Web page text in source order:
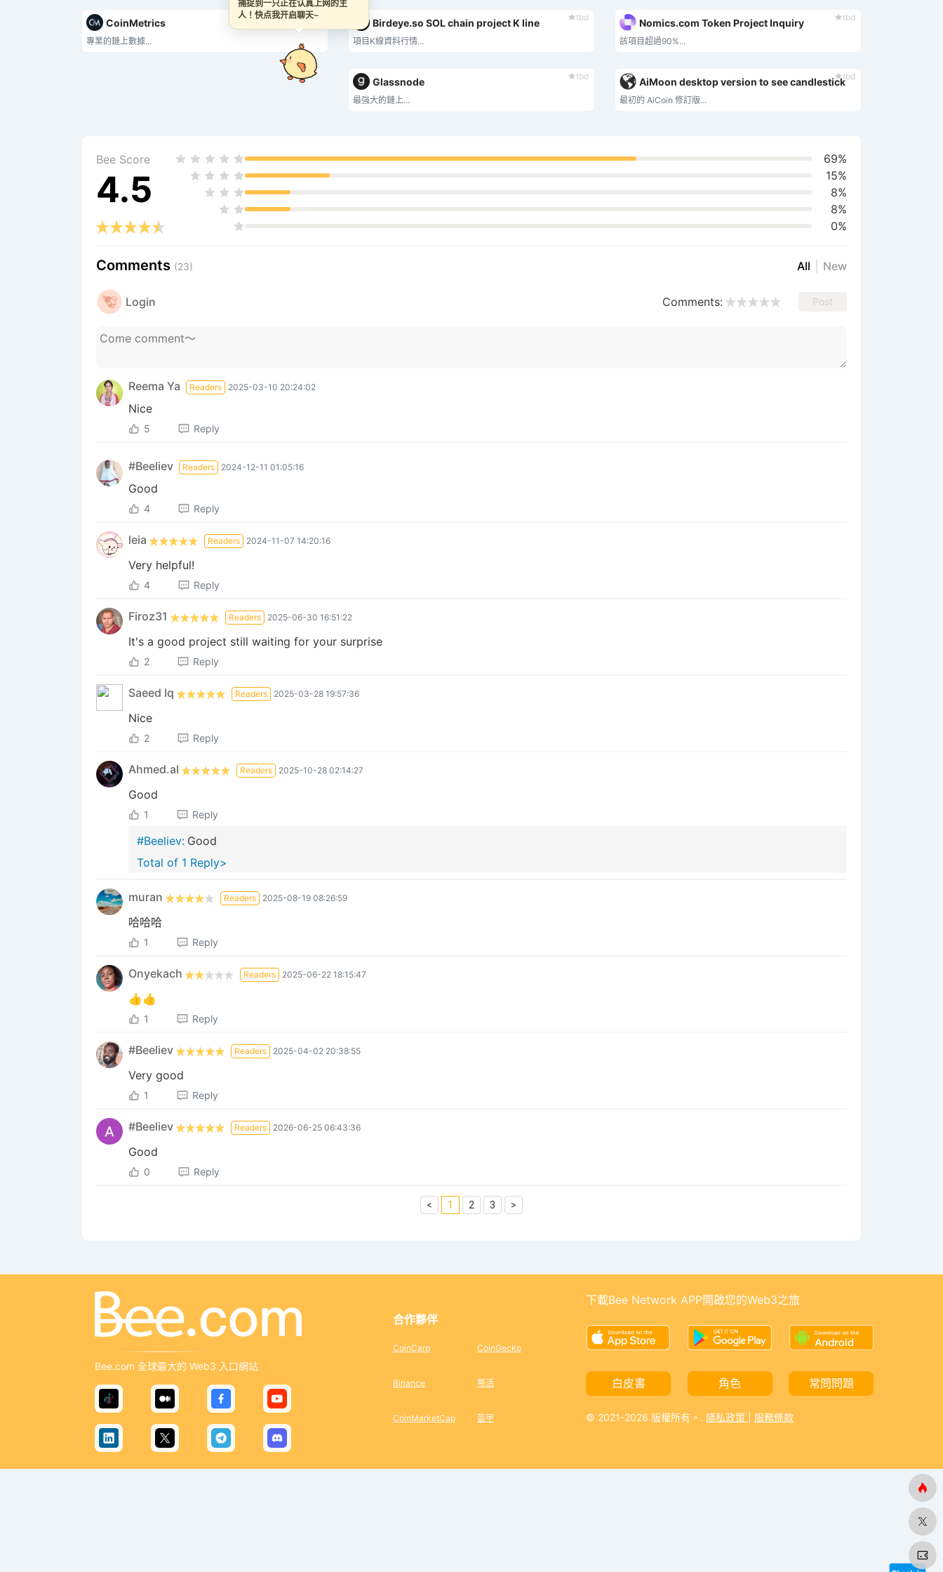
tbd
CoinMetrics
專業的鏈上數據...
tbd
Birdeye.so SOL chain project K line
項目K線資料行情...
tbd
Nomics.com Token Project Inquiry
該項目超過90%...
tbd
Glassnode
最強大的鏈上...
tbd
AiMoon desktop version to see candlestick
最初的 AiCoin 修訂版...
Bee Score
4.5
69%
15%
8%
8%
0%
Comments (23) All New
Login Comments: Post
Reema Ya Readers 2025-03-10 20:24:02
Nice
5 Reply
#Beeliev Readers 2024-12-11 01:05:16
Good
4 Reply
leia Readers 2024-11-07 14:20:16
Very helpful!
4 Reply
Firoz31 Readers 2025-06-30 16:51:22
It's a good project still waiting for your surprise
2 Reply
Saeed Iq Readers 2025-03-28 19:57:36
Nice
2 Reply
Ahmed.al Readers 2025-10-28 02:14:27
Good
1 Reply
#Beeliev: Good
Total of 1 Reply>
muran Readers 2025-08-19 08:26:59
哈哈哈
1 Reply
Onyekach Readers 2025-06-22 18:15:47
👍👍
1 Reply
#Beeliev Readers 2025-04-02 20:38:55
Very good
1 Reply
#Beeliev Readers 2026-06-25 06:43:36
Good
0 Reply
< 1 2 3 >
Bee.com 全球最大的 Web3 入口網站
合作夥伴
CoinCarp
Binance
CoinMarketCap
CoinGecko
幣活
盔甲
下載Bee Network APP開啟您的Web3之旅
白皮書 角色 常問問題
© 2021-2026.版權所有。. 隱私政策 服務條款
捕捉到一只正在认真上网的主
人！快点我开启聊天~